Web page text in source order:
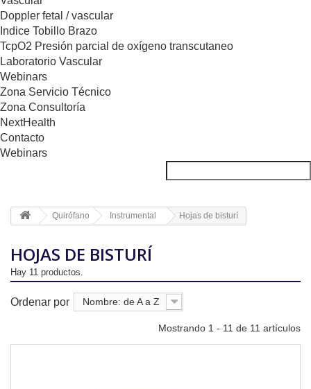
Doppler fetal / vascular
Indice Tobillo Brazo
TcpO2 Presión parcial de oxígeno transcutaneo
Laboratorio Vascular
Webinars
Zona Servicio Técnico
Zona Consultoría
NextHealth
Contacto
Webinars
Quirófano Instrumental Hojas de bisturí
HOJAS DE BISTURÍ
Hay 11 productos.
Ordenar por Nombre: de A a Z
Mostrando 1 - 11 de 11 artículos